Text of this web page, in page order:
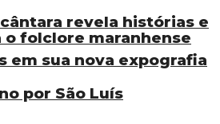
revela histórias e
em sua nova expografia
o folclore maranhense
por São Luís